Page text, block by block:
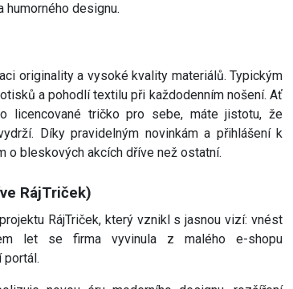
humorného designu.
originality a vysoké kvality materiálů. Typickým
a pohodlí textilu při každodenním nošení. Ať
licencované tričko pro sebe, máte jistotu, že
Díky pravidelným novinkám a přihlášení k
bleskových akcích dříve než ostatní.
RájTriček)
RájTriček, který vznikl s jasnou vizí: vnést
let se firma vyvinula z malého e-shopu
portál.